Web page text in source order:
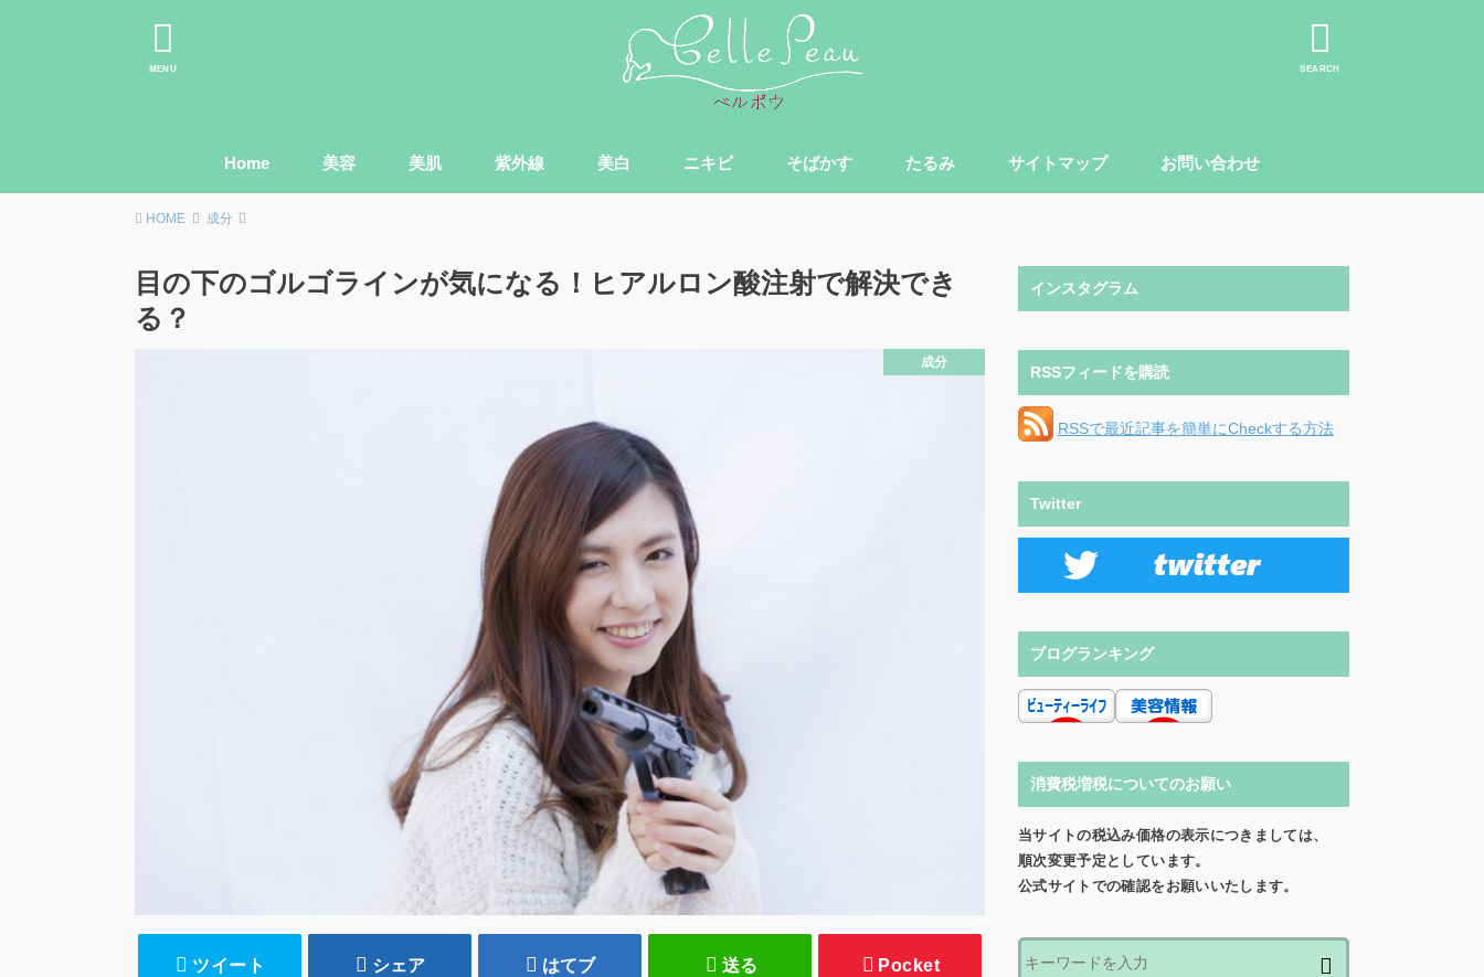
MENU SEARCH
Home 美容 美肌 紫外線 美白 ニキビ そばかす たるみ サイトマップ お問い合わせ
HOME 成分
目の下のゴルゴラインが気になる！ヒアルロン酸注射で解決でき
る？
成分
ツイート シェア はてブ 送る Pocket
インスタグラム
RSSフィードを購読
RSSで最近記事を簡単にCheckする方法
Twitter
ブログランキング
消費税増税についてのお願い
当サイトの税込み価格の表示につきましては、
順次変更予定としています。
公式サイトでの確認をお願いいたします。